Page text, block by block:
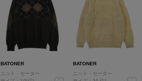
BATONER
ニット・セーター
BATONER
ニット・セーター